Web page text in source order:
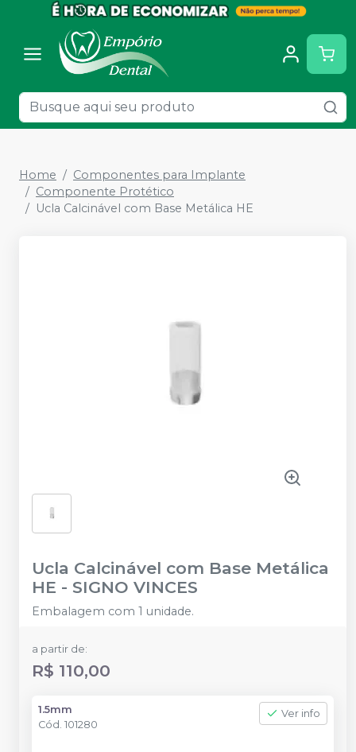
Home
Componentes para Implante
Componente Protético
Ucla Calcinável com Base Metálica HE
Ucla Calcinável com Base Metálica
HE - SIGNO VINCES
Embalagem com 1 unidade.
a partir de:
R$ 110,00
1.5mm
Cód. 101280
Ver info